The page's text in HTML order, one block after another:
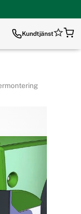
Kundtjänst